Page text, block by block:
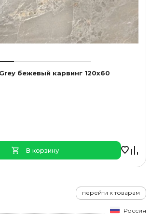
перейти к товарам
Россия
бежевый карвинг 120х60
В корзину